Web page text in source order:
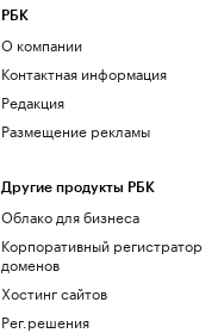
РБК
О компании
Контактная информация
Редакция
Размещение рекламы
Другие продукты РБК
Облако для бизнеса
Корпоративный регистратор
доменов
Хостинг сайтов
Рег.решения